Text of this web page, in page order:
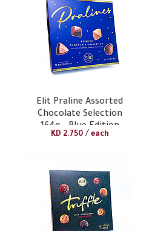
Elit Praline Assorted
Chocolate Selection
164g - Blue Edition
KD 2.750 / each